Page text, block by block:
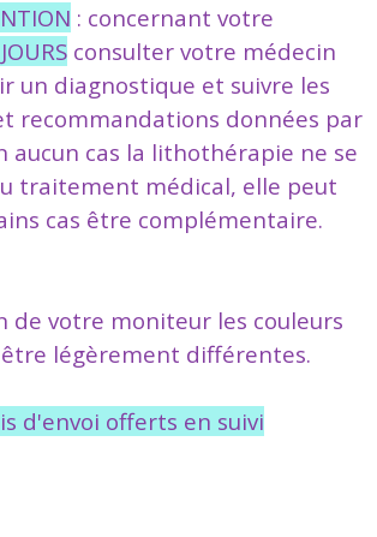
: concernant votre
consulter votre médecin
un diagnostique et suivre les
recommandations données par
aucun cas la lithothérapie ne se
traitement médical, elle peut
cas être complémentaire.
de votre moniteur les couleurs
légèrement différentes.
d'envoi offerts en suivi